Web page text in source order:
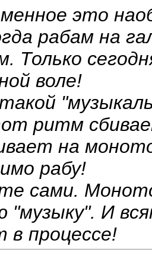
это
рабам на
Только
воле!
ритм
на
рабу!
сами.
"музыку". И
в процессе!